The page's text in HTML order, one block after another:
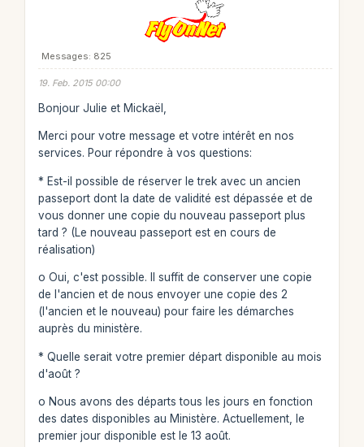
Messages: 825
19. Feb. 2015 00:00
Bonjour Julie et Mickaël,
Merci pour votre message et votre intérêt en nos
services. Pour répondre à vos questions:
* Est-il possible de réserver le trek avec un ancien
passeport dont la date de validité est dépassée et de
vous donner une copie du nouveau passeport plus
tard ? (Le nouveau passeport est en cours de
réalisation)
o Oui, c'est possible. Il suffit de conserver une copie
de l'ancien et de nous envoyer une copie des 2
(l'ancien et le nouveau) pour faire les démarches
auprès du ministère.
* Quelle serait votre premier départ disponible au mois
d'août ?
o Nous avons des départs tous les jours en fonction
des dates disponibles au Ministère. Actuellement, le
premier jour disponible est le 13 août.